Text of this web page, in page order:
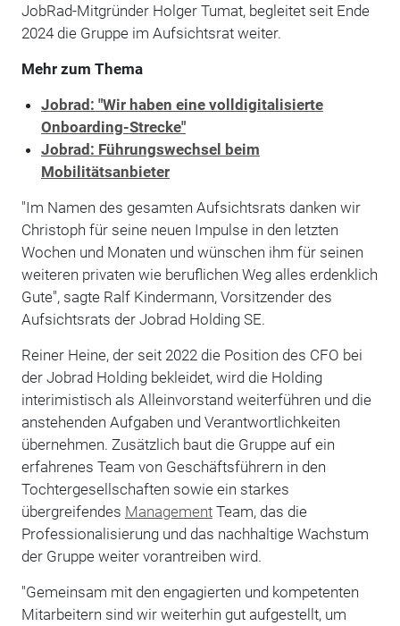
JobRad-Mitgründer Holger Tumat, begleitet seit Ende
2024 die Gruppe im Aufsichtsrat weiter.
Mehr zum Thema
Jobrad: "Wir haben eine volldigitalisierte
Onboarding-Strecke"
Jobrad: Führungswechsel beim
Mobilitätsanbieter
"Im Namen des gesamten Aufsichtsrats danken wir
Christoph für seine neuen Impulse in den letzten
Wochen und Monaten und wünschen ihm für seinen
weiteren privaten wie beruflichen Weg alles erdenklich
Gute", sagte Ralf Kindermann, Vorsitzender des
Aufsichtsrats der Jobrad Holding SE.
Reiner Heine, der seit 2022 die Position des CFO bei
der Jobrad Holding bekleidet, wird die Holding
interimistisch als Alleinvorstand weiterführen und die
anstehenden Aufgaben und Verantwortlichkeiten
übernehmen. Zusätzlich baut die Gruppe auf ein
erfahrenes Team von Geschäftsführern in den
Tochtergesellschaften sowie ein starkes
übergreifendes ManagementTeam, das die
Professionalisierung und das nachhaltige Wachstum
der Gruppe weiter vorantreiben wird.
"Gemeinsam mit den engagierten und kompetenten
Mitarbeitern sind wir weiterhin gut aufgestellt, um